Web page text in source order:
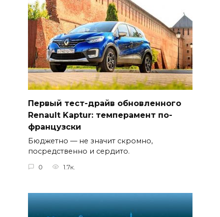
Первый тест-драйв обновленного
Renault Kaptur: темперамент по-
французски
Бюджетно — не значит скромно,
посредственно и сердито.
0 1.7к.